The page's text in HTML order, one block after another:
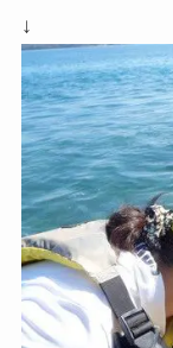
↓